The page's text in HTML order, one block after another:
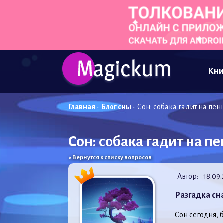
Главная - Блог сны - Сон: собака гадит на
Сон: собака гадит на
« Вернутся к списку вопросов
Автор:
Разгадка
Сон сегодня,